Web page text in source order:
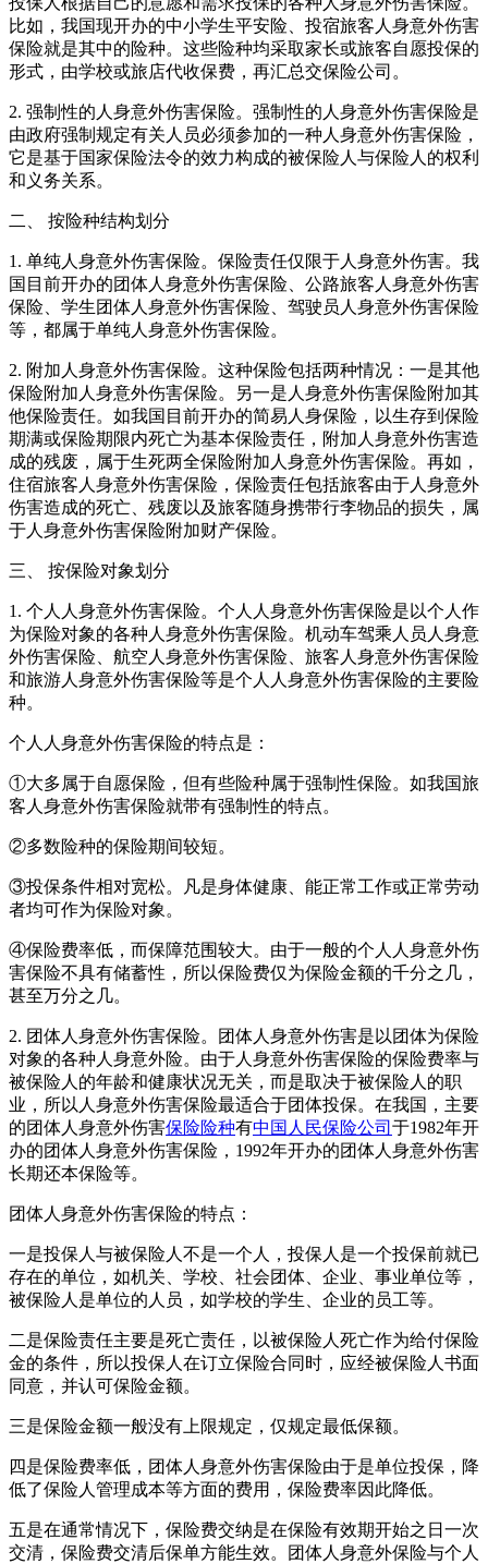
比如，我国现开办的中小学生平安险、投宿旅客人身意外伤害
保险就是其中的险种。这些险种均采取家长或旅客自愿投保的
形式，由学校或旅店代收保费，再汇总交保险公司。
2. 强制性的人身意外伤害保险。强制性的人身意外伤害保险是
由政府强制规定有关人员必须参加的一种人身意外伤害保险，
它是基于国家保险法令的效力构成的被保险人与保险人的权利
和义务关系。
二、 按险种结构划分
1. 单纯人身意外伤害保险。保险责任仅限于人身意外伤害。我
国目前开办的团体人身意外伤害保险、公路旅客人身意外伤害
保险、学生团体人身意外伤害保险、驾驶员人身意外伤害保险
等，都属于单纯人身意外伤害保险。
2. 附加人身意外伤害保险。这种保险包括两种情况：一是其他
保险附加人身意外伤害保险。另一是人身意外伤害保险附加其
他保险责任。如我国目前开办的简易人身保险，以生存到保险
期满或保险期限内死亡为基本保险责任，附加人身意外伤害造
成的残废，属于生死两全保险附加人身意外伤害保险。再如，
住宿旅客人身意外伤害保险，保险责任包括旅客由于人身意外
伤害造成的死亡、残废以及旅客随身携带行李物品的损失，属
于人身意外伤害保险附加财产保险。
三、 按保险对象划分
1. 个人人身意外伤害保险。个人人身意外伤害保险是以个人作
为保险对象的各种人身意外伤害保险。机动车驾乘人员人身意
外伤害保险、航空人身意外伤害保险、旅客人身意外伤害保险
和旅游人身意外伤害保险等是个人人身意外伤害保险的主要险
种。
个人人身意外伤害保险的特点是：
①大多属于自愿保险，但有些险种属于强制性保险。如我国旅
客人身意外伤害保险就带有强制性的特点。
②多数险种的保险期间较短。
③投保条件相对宽松。凡是身体健康、能正常工作或正常劳动
者均可作为保险对象。
④保险费率低，而保障范围较大。由于一般的个人人身意外伤
害保险不具有储蓄性，所以保险费仅为保险金额的千分之几，
甚至万分之几。
2. 团体人身意外伤害保险。团体人身意外伤害是以团体为保险
对象的各种人身意外险。由于人身意外伤害保险的保险费率与
被保险人的年龄和健康状况无关，而是取决于被保险人的职
业，所以人身意外伤害保险最适合于团体投保。在我国，主要
的团体人身意外伤害保险险种有中国人民保险公司 于1982年开
办的团体人身意外伤害保险，1992年开办的团体人身意外伤害
长期还本保险等。
团体人身意外伤害保险的特点：
一是投保人与被保险人不是一个人，投保人是一个投保前就已
存在的单位，如机关、学校、社会团体、企业、事业单位等，
被保险人是单位的人员，如学校的学生、企业的员工等。
二是保险责任主要是死亡责任，以被保险人死亡作为给付保险
金的条件，所以投保人在订立保险合同时，应经被保险人书面
同意，并认可保险金额。
三是保险金额一般没有上限规定，仅规定最低保额。
四是保险费率低，团体人身意外伤害保险由于是单位投保，降
低了保险人管理成本等方面的费用，保险费率因此降低。
五是在通常情况下，保险费交纳是在保险有效期开始之日一次
交清，保险费交清后保单方能生效。团体人身意外保险与个人